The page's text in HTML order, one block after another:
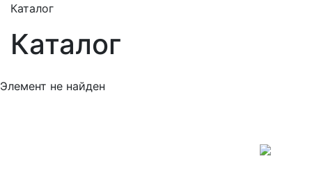
Каталог
Каталог
Элемент не найден